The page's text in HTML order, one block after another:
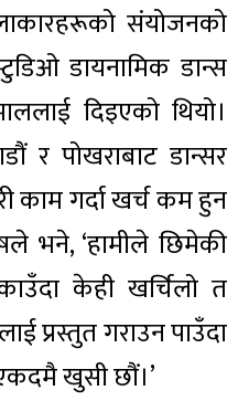
संयोजनको
डायनामिक डान्स
दिइएको थियो।
र पोखराबाट डान्सर
काम गर्दा खर्च कम हुन
भने, ‘हामीले छिमेकी
केही खर्चिलो त
प्रस्तुत गराउन पाउँदा
खुसी छौं।’